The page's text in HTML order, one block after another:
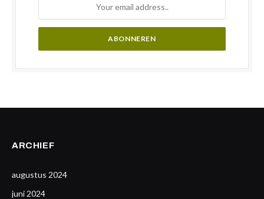
ARCHIEF
augustus 2024
juni 2024